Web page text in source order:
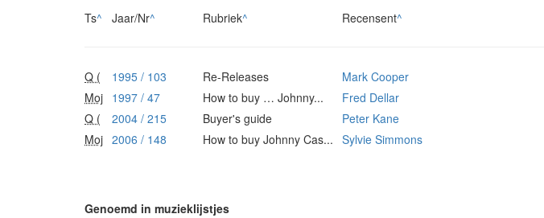
Ts^ Jaar/Nr^ Rubriek^ Recensent^
Q ( 1995 / 103 Re-Releases Mark Cooper
Moj 1997 / 47 How to buy … Johnny...
Fred Dellar
Q (
2004 / 215 Buyer's guide
Peter Kane
Moj 2006 / 148 How to buy Johnny Cas... Sylvie Simmons
Genoemd in muzieklijstjes